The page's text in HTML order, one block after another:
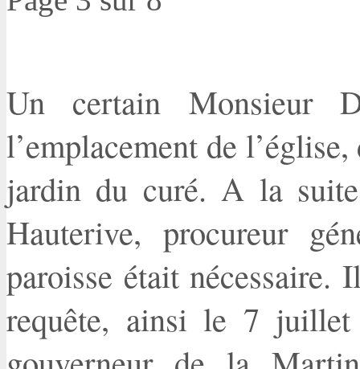
Un certain Monsieur
l’emplacement de
jardin du curé. A la
Hauterive, procureur
paroisse était nécessaire.
requête, ainsi le 7 juillet